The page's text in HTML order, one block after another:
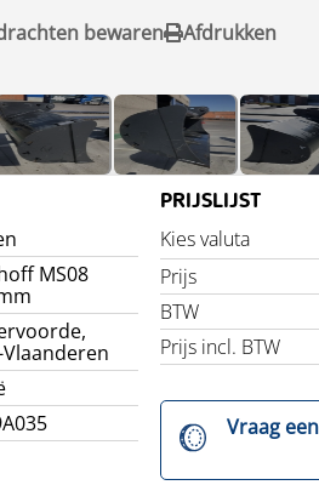
bewaren Afdrukken
MS08
PRIJSLIJST
Kies valuta
Prijs
BTW
Prijs incl. BTW
Vraag